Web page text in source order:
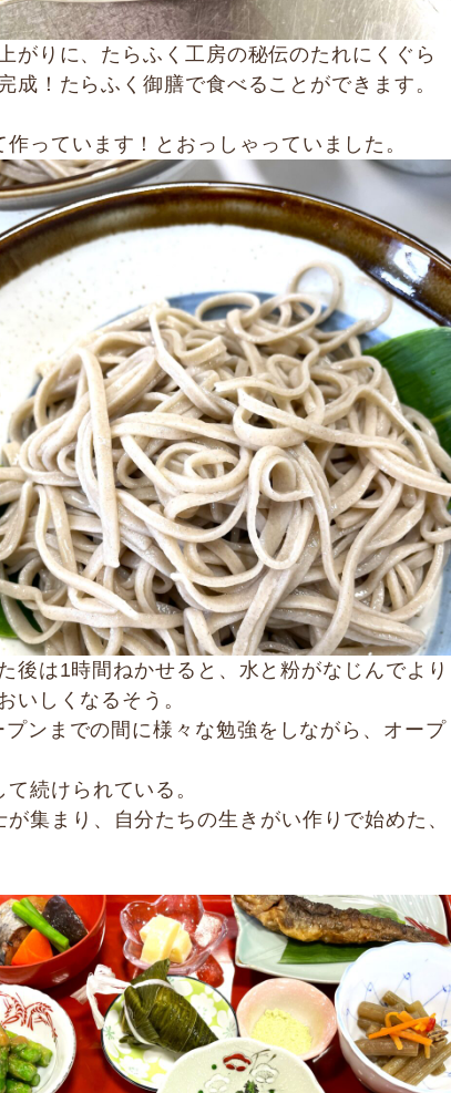
がりに、たらふく工房の秘伝のたれにくぐら
成！たらふく御膳で食べることができます。
っています！とおっしゃっていました。
後は1時間ねかせると、水と粉がなじんでより
いしくなるそう。
ンまでの間に様々な勉強をしながら、オープ
続けられている。
集まり、自分たちの生きがい作りで始めた、